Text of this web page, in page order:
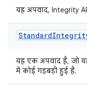
यह अपवाद, Integrity
Standard
यह एक अपवाद है, जो
में कोई गड़बड़ी हुई है.